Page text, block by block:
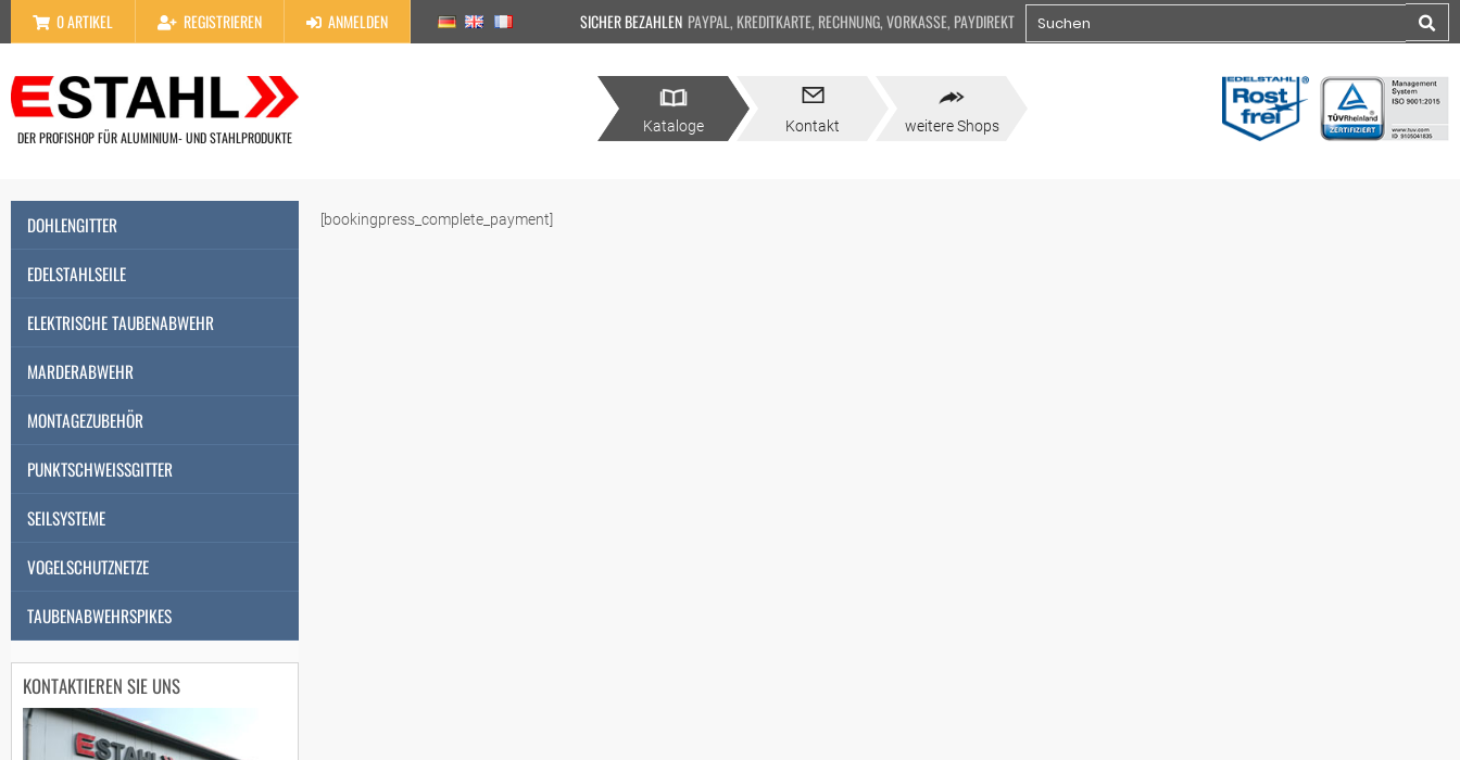
0ARTIKEL REGISTRIEREN ANMELDEN SICHER BEZAHLEN PAYPAL, KREDITKARTE, RECHNUNG, VORKASSE, PAYDIREKT
DER PROFISHOP FÜR ALUMINIUM- UND STAHLPRODUKTE
Kataloge Kontakt weitere Shops
[bookingpress_complete_payment]
DOHLENGITTER
EDELSTAHLSEILE
ELEKTRISCHE TAUBENABWEHR
MARDERABWEHR
MONTAGEZUBEHÖR
PUNKTSCHWEISSGITTER
SEILSYSTEME
VOGELSCHUTZNETZE
TAUBENABWEHRSPIKES
KONTAKTIEREN SIE UNS